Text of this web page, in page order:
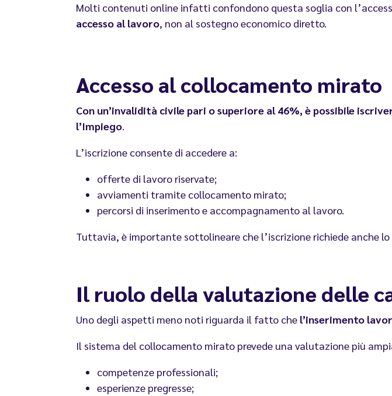
Molti contenuti online infatti confondono questa soglia con
accesso al lavoro, non al sostegno economico diretto.
Accesso al collocamento mirato
Con un’invalidità civile pari o superiore al 46%, è possibile
l’Impiego.
L’iscrizione consente di accedere a:
offerte di lavoro riservate;
avviamenti tramite collocamento mirato;
percorsi di inserimento e accompagnamento al lavoro.
Tuttavia, è importante sottolineare che l’iscrizione richiede anche lo
Il ruolo della valutazione delle
Uno degli aspetti meno noti riguarda il fatto che l’inserimento
Il sistema del collocamento mirato prevede una valutazione più
competenze professionali;
esperienze pregresse;